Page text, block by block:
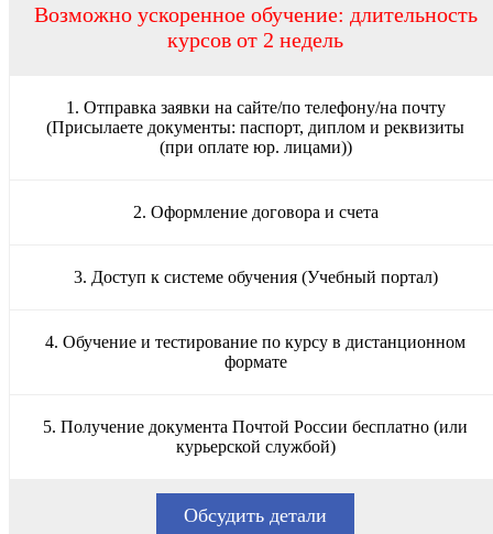
Возможно ускоренное обучение: длительность
курсов от 2 недель
1. Отправка заявки на сайте/по телефону/на почту
(Присылаете документы: паспорт, диплом и реквизиты
(при оплате юр. лицами))
2. Оформление договора и счета
3. Доступ к системе обучения (Учебный портал)
4. Обучение и тестирование по курсу в дистанционном
формате
5. Получение документа Почтой России бесплатно (или
курьерской службой)
Обсудить детали